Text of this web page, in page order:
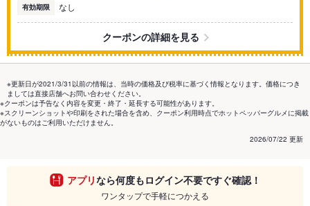
有効期限 なし
クーポンの詳細を見る
※更新日が2021/3/31以前の情報は、当時の価格及び税率に基づく情報となります。価格につき
ましては直接店舗へお問い合わせください。
※クーポンは予告なく内容を変更・終了・延長する可能性があります。
※スクリーンショットや印刷をされた場合を含め、クーポン利用時点でホットペッパーグルメに掲載
がないものはご利用いただけません。
2026/07/22 更新
アプリなら何度もログイン不要ですぐ確認！
ワンタップで手軽につかえる